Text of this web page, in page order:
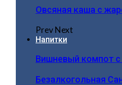
Овсяная каша с
PrevNext
Напитки
Вишневый компот с
Безалкогольная